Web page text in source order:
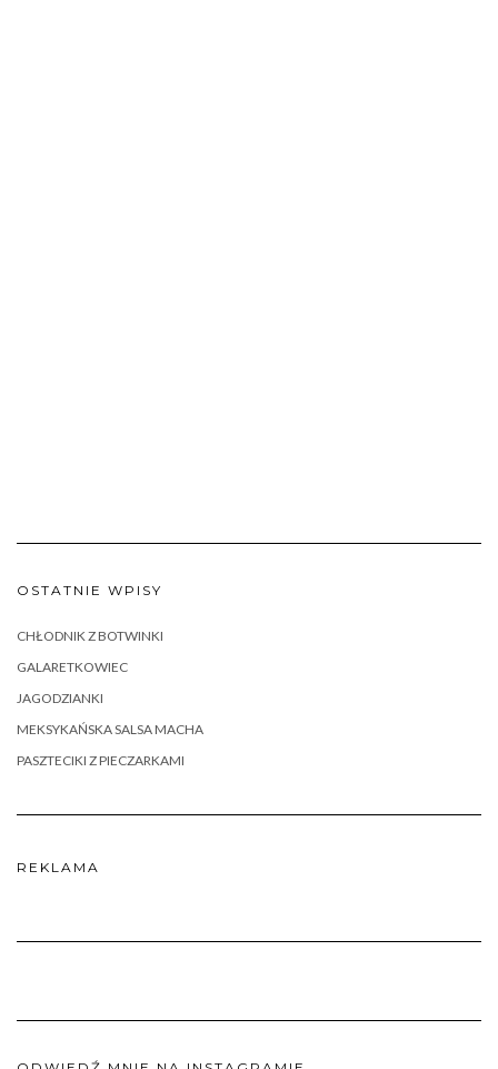
OSTATNIE WPISY
CHŁODNIK Z BOTWINKI
GALARETKOWIEC
JAGODZIANKI
MEKSYKAŃSKA SALSA MACHA
PASZTECIKI Z PIECZARKAMI
REKLAMA